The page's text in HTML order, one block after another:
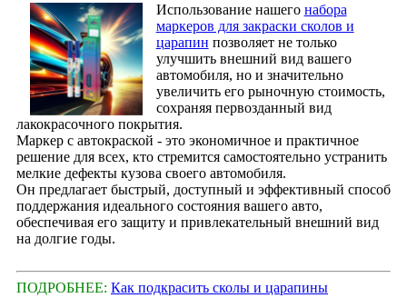
Использование нашего набора
маркеров для закраски сколов и
царапин позволяет не только
улучшить внешний вид вашего
автомобиля, но и значительно
увеличить его рыночную стоимость,
сохраняя первозданный вид
лакокрасочного покрытия.
Маркер с автокраской - это экономичное и практичное
решение для всех, кто стремится самостоятельно устранить
мелкие дефекты кузова своего автомобиля.
Он предлагает быстрый, доступный и эффективный способ
поддержания идеального состояния вашего авто,
обеспечивая его защиту и привлекательный внешний вид
на долгие годы.
ПОДРОБНЕЕ: Как подкрасить сколы и царапины